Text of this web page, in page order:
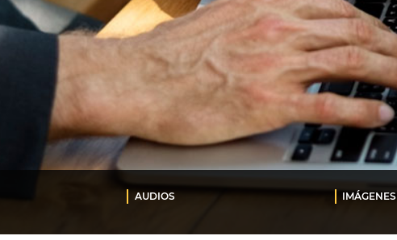
AUDIOS IMÁGENES